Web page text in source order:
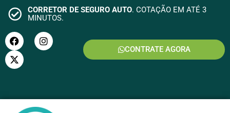
CORRETOR DE SEGURO AUTO. COTAÇÃO EM ATÉ 3
MINUTOS.
CONTRATE AGORA
SEGURO MOTO